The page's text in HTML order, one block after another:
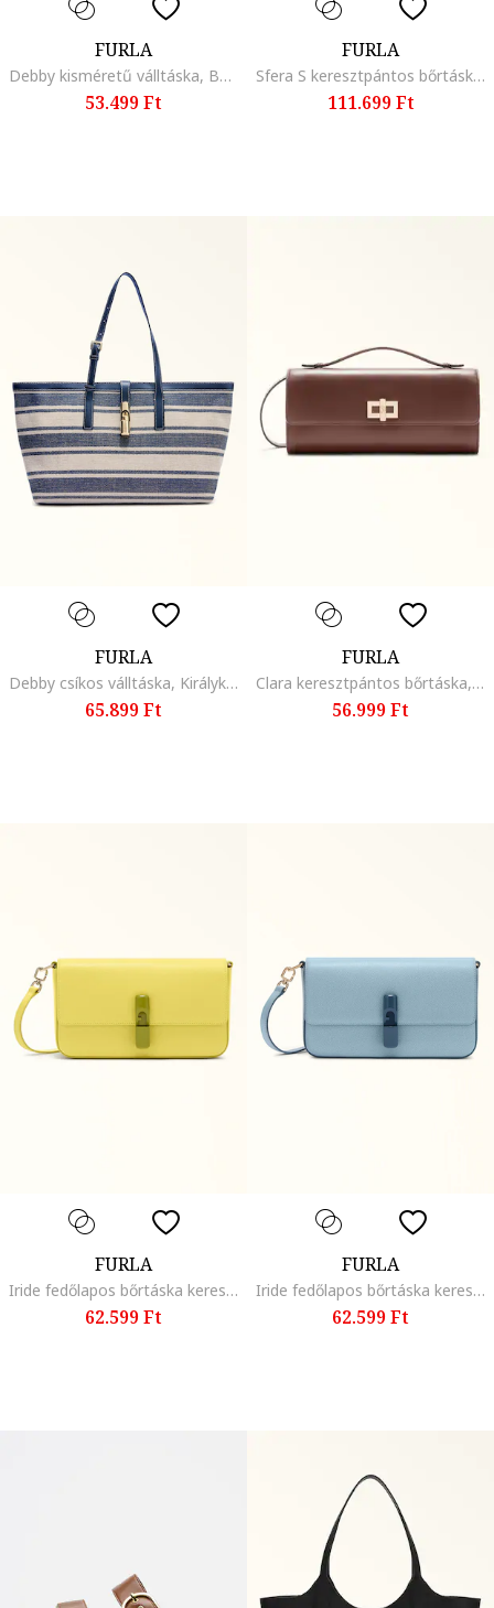
FURLA
Debby kisméretű válltáska, Bézs/Kék
53.499 Ft
FURLA
Sfera S keresztpántos bőrtáska, Fahéjbarna
111.699 Ft
FURLA
Debby csíkos válltáska, Királykék/Törtfehér
65.899 Ft
FURLA
Clara keresztpántos bőrtáska, Sötétbarna
56.999 Ft
FURLA
Iride fedőlapos bőrtáska keresztpánttal, Szalmasárga
62.599 Ft
FURLA
Iride fedőlapos bőrtáska keresztpánttal, Levendulakék
62.599 Ft